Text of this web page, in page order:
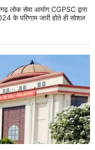
लोक सेवा आयोग CGPSC द्वारा
के परिणाम जारी होते ही सोशल